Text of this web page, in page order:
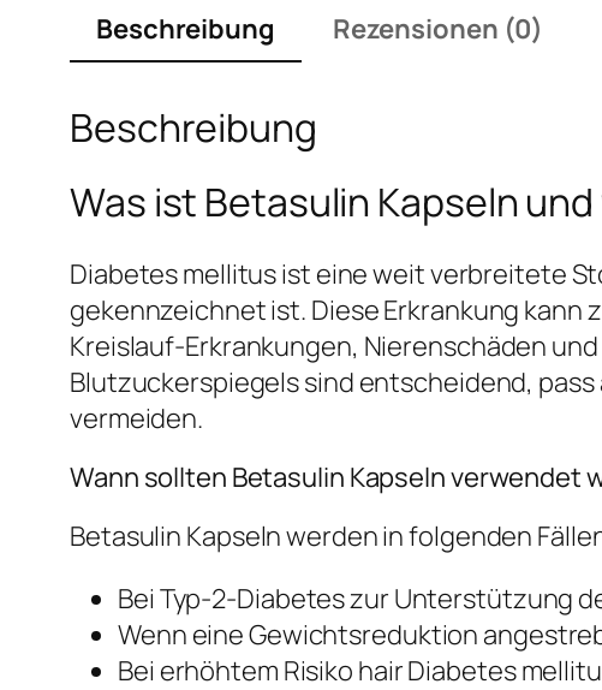
Beschreibung
Rezensionen (0)
Beschreibung
Was ist Betasulin Kapseln
Diabetes mellitus ist eine weit verbreitete
gekennzeichnet ist. Diese Erkrankung
Kreislauf-Erkrankungen, Nierenschäden
Blutzuckerspiegels sind entscheidend,
vermeiden.
Wann sollten Betasulin Kapseln verwendet
Betasulin Kapseln werden in folgenden
Bei Typ-2-Diabetes zur Unterstützung
Wenn eine Gewichtsreduktion
Bei erhöhtem Risiko hair Diabetes